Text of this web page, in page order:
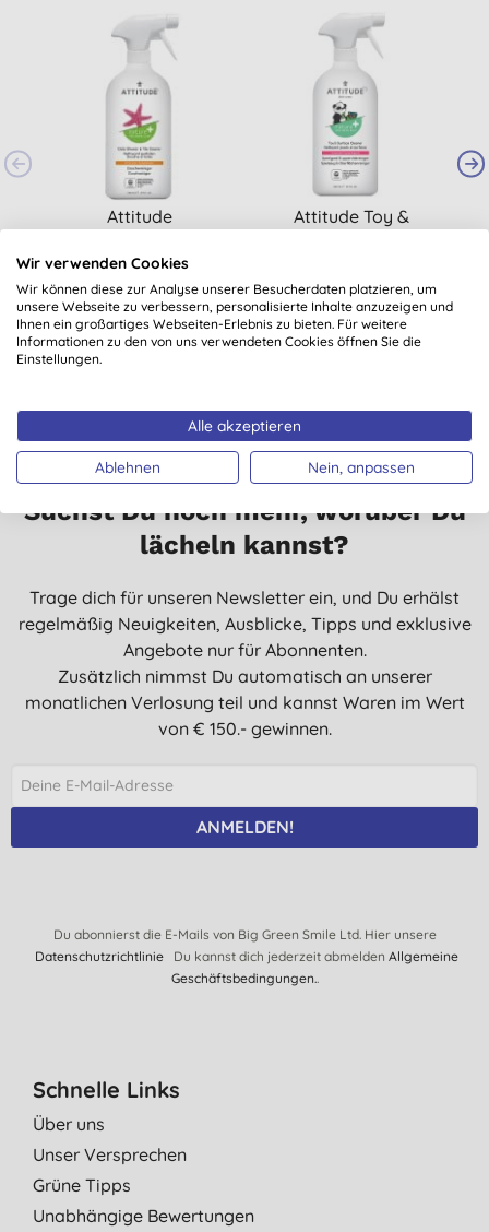
Attitude
(3)
5,45 € KAUFEN
Attitude Toy &
Oberflächenreiniger
7,89 € KAUFEN
Suchst Du noch mehr, worüber Du
lächeln kannst?
Trage dich für unseren Newsletter ein, und Du erhälst
regelmäßig Neuigkeiten, Ausblicke, Tipps und exklusive
Angebote nur für Abonnenten.
Zusätzlich nimmst Du automatisch an unserer
monatlichen Verlosung teil und kannst Waren im Wert
von € 150.- gewinnen.
ANMELDEN!
Du abonnierst die E-Mails von Big Green Smile Ltd. Hier unsere
DatenschutzrichtlinieDu kannst dich jederzeit abmelden Allgemeine
Geschäftsbedingungen..
Schnelle Links
Über uns
Unser Versprechen
Grüne Tipps
Unabhängige Bewertungen
Wir verwenden Cookies
Wir können diese zur Analyse unserer Besucherdaten platzieren, um
unsere Webseite zu verbessern, personalisierte Inhalte anzuzeigen und
Ihnen ein großartiges Webseiten-Erlebnis zu bieten. Für weitere
Informationen zu den von uns verwendeten Cookies öffnen Sie die
Einstellungen.
Alle akzeptieren
Ablehnen Nein, anpassen